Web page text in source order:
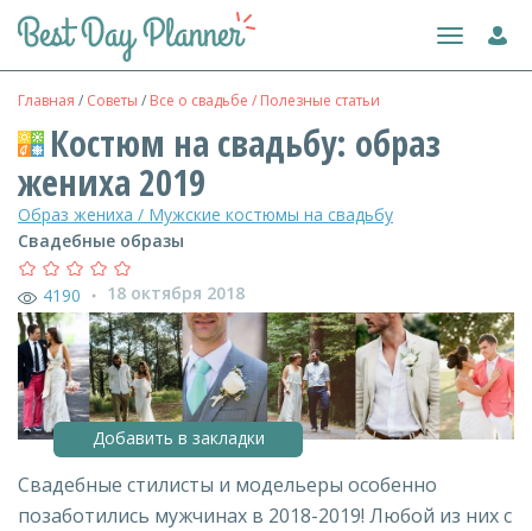
Toggle
Главная / Советы / Все о свадьбе / Полезные статьи
Костюм на свадьбу: образ
жениха 2019
Образ жениха / Мужские костюмы на свадьбу
Свадебные образы
4190 ● 18 октября 2018
Добавить в закладки
Свадебные стилисты и модельеры особенно
позаботились мужчинах в 2018-2019! Любой из них с